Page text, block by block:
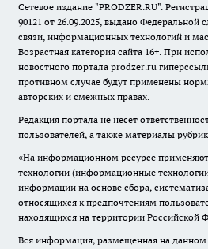
Сетевое издание "PRODZER.RU".
90121 от 26.09.2025, выдано Федеральной
связи, информационных технологий и
Возрастная категория сайта 16+. При
новостного портала prodzer.ru
противном случае будут применены
авторских и смежных правах.
Редакция портала не несет
пользователей, а также материалы
«На информационном ресурсе
технологии (информационные
информации на основе сбора,
относящихся к предпочтениям
находящихся на территории Российской
Вся информация, размещенная на данном